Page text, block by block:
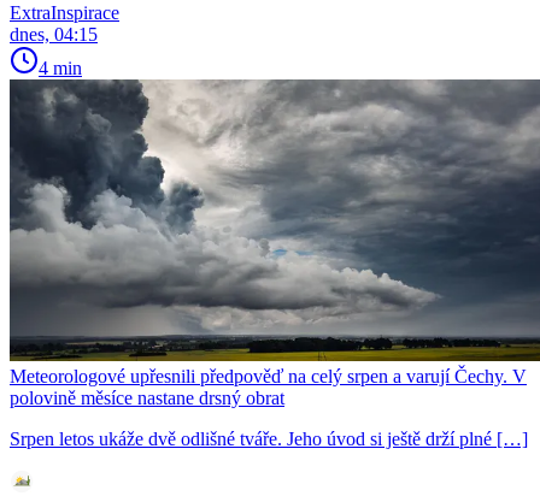
ExtraInspirace
dnes, 04:15
4 min
Meteorologové upřesnili předpověď na celý srpen a varují Čechy. V
polovině měsíce nastane drsný obrat
Srpen letos ukáže dvě odlišné tváře. Jeho úvod si ještě drží plné […]